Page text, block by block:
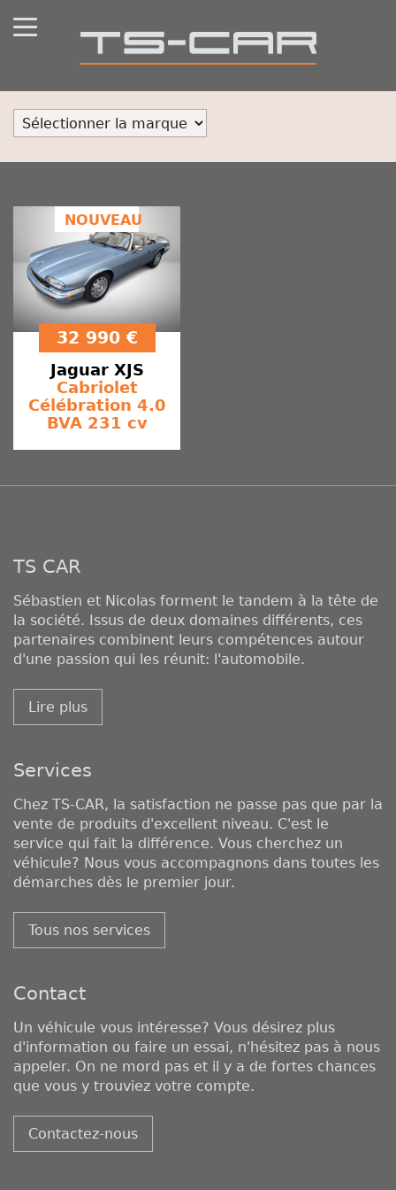
NOUVEAU
32 990 €
Jaguar XJS
Cabriolet
Célébration 4.0
BVA 231 cv
TS CAR
Sébastien et Nicolas forment le tandem à la tête de
la société. Issus de deux domaines différents, ces
partenaires combinent leurs compétences autour
d'une passion qui les réunit: l'automobile.
Lire plus
Services
Chez TS-CAR, la satisfaction ne passe pas que par la
vente de produits d'excellent niveau. C'est le
service qui fait la différence. Vous cherchez un
véhicule? Nous vous accompagnons dans toutes les
démarches dès le premier jour.
Tous nos services
Contact
Un véhicule vous intéresse? Vous désirez plus
d'information ou faire un essai, n'hésitez pas à nous
appeler. On ne mord pas et il y a de fortes chances
que vous y trouviez votre compte.
Contactez-nous